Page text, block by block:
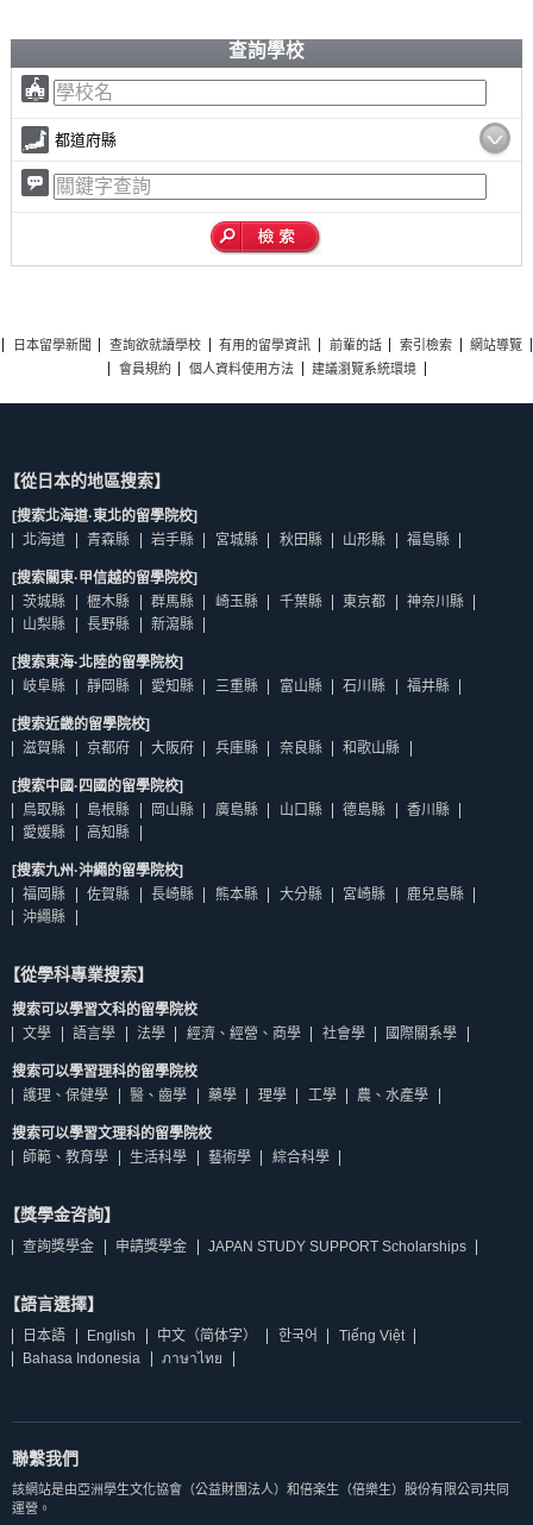
查詢學校
都道府縣
日本留學新聞 查詢欲就讀學校 有用的留學資訊 前輩的話 索引檢索
網站導覽
會員規約
個人資料使用方法 建議瀏覽系統環境
【從日本的地區搜索】
[搜索北海道·東北的留學院校]
北海道
青森縣 岩手縣 宮城縣 秋田縣 山形縣 福島縣
[搜索關東·甲信越的留學院校]
茨城縣
櫪木縣 群馬縣 崎玉縣 千葉縣 東京都
神奈川縣
山梨縣
長野縣 新瀉縣
[搜索東海·北陸的留學院校]
岐阜縣
靜岡縣 愛知縣 三重縣 富山縣 石川縣 福井縣
[搜索近畿的留學院校]
滋賀縣
京都府 大阪府 兵庫縣 奈良縣 和歌山縣
[搜索中國·四國的留學院校]
鳥取縣
島根縣 岡山縣 廣島縣 山口縣 德島縣
香川縣
愛媛縣
高知縣
[搜索九州·沖繩的留學院校]
福岡縣
佐賀縣 長崎縣 熊本縣 大分縣 宮崎縣
鹿兒島縣
沖繩縣
【從學科專業搜索】
搜索可以學習文科的留學院校
文學
語言學 法學 經濟、經營、商學 社會學 國際關系學
搜索可以學習理科的留學院校
護理、保健學
醫、齒學 藥學 理學 工學 農、水產學
搜索可以學習文理科的留學院校
師範、教育學
生活科學 藝術學 綜合科學
【獎學金咨詢】
查詢獎學金 申請獎學金 JAPAN STUDY SUPPORT Scholarships
【語言選擇】
日本語 English 中文（简体字） 한국어
Tiếng Việt
Bahasa Indonesia
ภาษาไทย
聯繫我們
該網站是由亞洲學生文化協會（公益財團法人）和倍楽生（倍樂生）股份有限公司共同
運營。